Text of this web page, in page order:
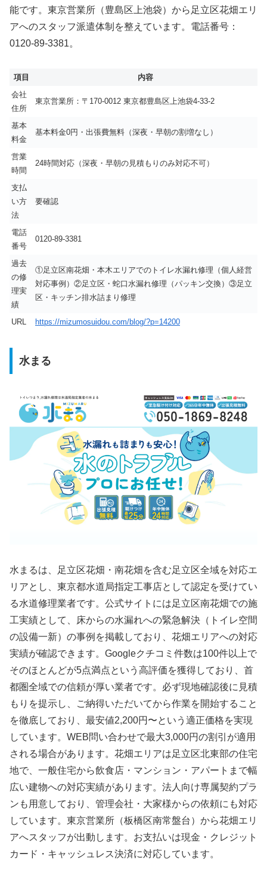
能です。東京営業所（豊島区上池袋）から足立区花畑エリ
アへのスタッフ派遣体制を整えています。電話番号：
0120-89-3381。
項目
内容
会社
住所
東京営業所：〒170-0012 東京都豊島区上池袋4-33-2
基本
料金
基本料金0円・出張費無料（深夜・早朝の割増なし）
営業
時間
24時間対応（深夜・早朝の見積もりのみ対応不可）
支払
い方
法
要確認
電話
番号
0120-89-3381
過去
の修
理実
績
①足立区南花畑・本木エリアでのトイレ水漏れ修理（個人経営
対応事例）②足立区・蛇口水漏れ修理（パッキン交換）③足立
区・キッチン排水詰まり修理
URL https://mizumosuidou.com/blog/?p=14200
水まる
水まるは、足立区花畑・南花畑を含む足立区全域を対応エ
リアとし、東京都水道局指定工事店として認定を受けてい
る水道修理業者です。公式サイトには足立区南花畑での施
工実績として、床からの水漏れへの緊急解決（トイレ空間
の設備一新）の事例を掲載しており、花畑エリアへの対応
実績が確認できます。Googleクチコミ件数は100件以上で
そのほとんどが5点満点という高評価を獲得しており、首
都圏全域での信頼が厚い業者です。必ず現地確認後に見積
もりを提示し、ご納得いただいてから作業を開始すること
を徹底しており、最安値2,200円〜という適正価格を実現
しています。WEB問い合わせで最大3,000円の割引が適用
される場合があります。花畑エリアは足立区北東部の住宅
地で、一般住宅から飲食店・マンション・アパートまで幅
広い建物への対応実績があります。法人向け専属契約プラ
ンも用意しており、管理会社・大家様からの依頼にも対応
しています。東京営業所（板橋区南常盤台）から花畑エリ
アへスタッフが出動します。お支払いは現金・クレジット
カード・キャッシュレス決済に対応しています。